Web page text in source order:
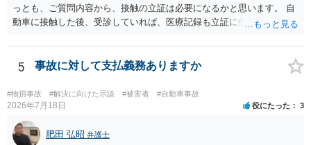
っとも、ご質問内容から、接触の立証は必要になるかと思います。 自
動車に接触した後、受診していれば、医療記録も立証に使えるかと思
士にご相談ください。
5 事故に対して支払義務ありますか
#物損事故 #解決に向けた示談 #被害者 #自動車事故
2026年7月18日 役にたった 3
肥田 弘昭 弁護士